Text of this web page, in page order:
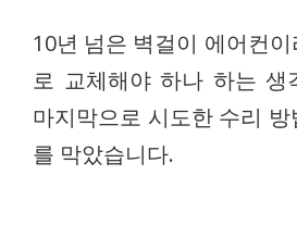
10년 넘은 벽걸이 에어컨
로 교체해야 하나 하는 생
마지막으로 시도한 수리
를 막았습니다.